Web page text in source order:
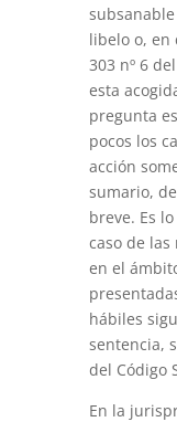
libelo o, en
303 nº 6
esta
pregunta
pocos los
acción
sumario,
breve. Es
caso de
en el
hábiles
sentencia,
del Código
En la